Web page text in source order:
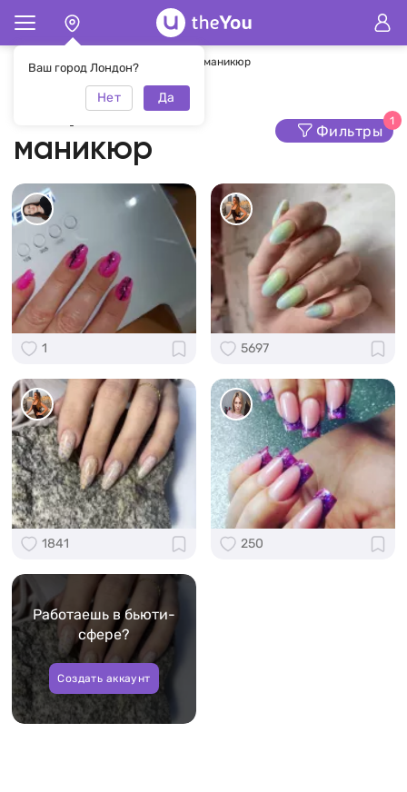
Ваш город Лондон?
Нет Да
Главная Маникюр Витражный маникюр
Витражный
маникюр
Фильтры
1
1 5697
1841 250
Работаешь в бьюти-
сфере?
Создать аккаунт